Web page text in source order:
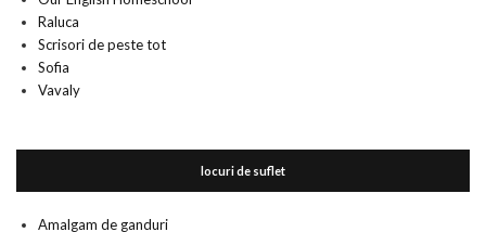
Raluca
Scrisori de peste tot
Sofia
Vavaly
locuri de suflet
Amalgam de ganduri